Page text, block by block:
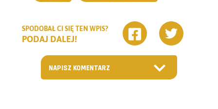
SPODOBAŁ CI SIĘ TEN WPIS?
PODAJ DALEJ!
NAPISZ KOMENTARZ